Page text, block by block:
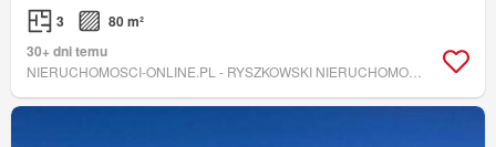
3
80 m²
30+ dni temu